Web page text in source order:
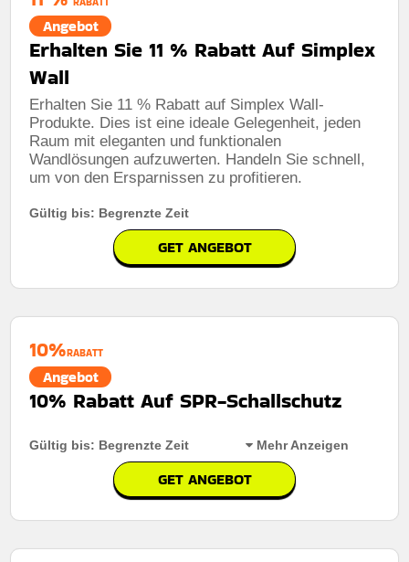
Angebot
Erhalten Sie 11 % Rabatt Auf Simplex
Wall
Erhalten Sie 11 % Rabatt auf Simplex Wall-
Produkte. Dies ist eine ideale Gelegenheit, jeden
Raum mit eleganten und funktionalen
Wandlösungen aufzuwerten. Handeln Sie schnell,
um von den Ersparnissen zu profitieren.
Gültig bis: Begrenzte Zeit
GET ANGEBOT
10%RABATT
Angebot
10% Rabatt Auf SPR-Schallschutz
Gültig bis: Begrenzte Zeit Mehr Anzeigen
GET ANGEBOT